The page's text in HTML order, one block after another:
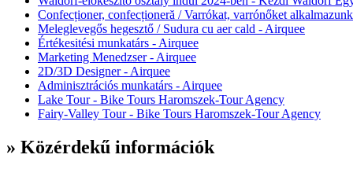
Confecționer, confecționeră / Varrókat, varrónőket
Meleglevegős hegesztő / Sudura cu aer cald - Airquee
Értékesitési munkatárs - Airquee
Marketing Menedzser - Airquee
2D/3D Designer - Airquee
Adminisztrációs munkatárs - Airquee
Lake Tour - Bike Tours Haromszek-Tour Agency
Fairy-Valley Tour - Bike Tours Haromszek-Tour Agency
» Közérdekű információk